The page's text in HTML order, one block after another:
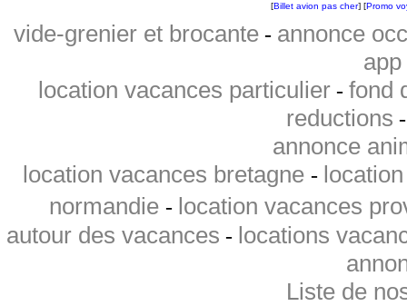
[Billet avion pas cher] [Promo
vide-grenier et brocante- annonce
location vacances particulier - fond
reductions
annonce
location vacances bretagne -
normandie - location vacances
autour des vacances - locations
Liste de